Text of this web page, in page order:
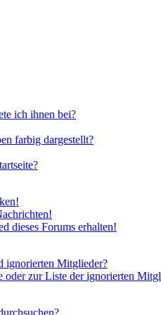
ich ihnen bei?
farbig dargestellt?
dieses Forums erhalten!
ignorierten Mitglieder?
zur Liste der ignorierten